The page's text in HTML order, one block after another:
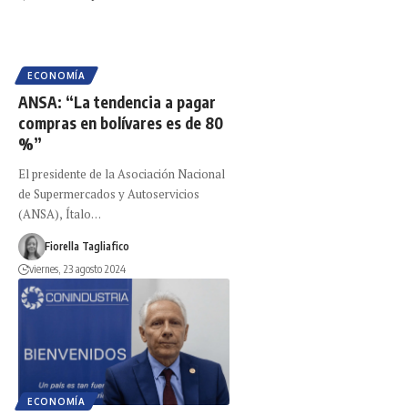
ECONOMÍA
ANSA: “La tendencia a pagar
compras en bolívares es de 80
%”
El presidente de la Asociación Nacional
de Supermercados y Autoservicios
(ANSA), Ítalo…
Fiorella Tagliafico
viernes, 23 agosto 2024
ECONOMÍA